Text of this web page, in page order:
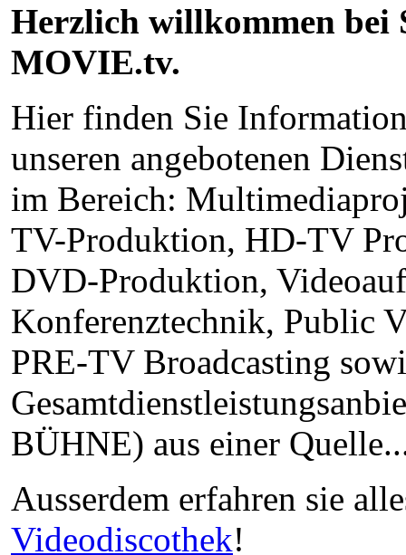
Herzlich willkommen bei
MOVIE.tv.
Hier finden Sie
unseren angebotenen
im Bereich:
TV-Produktion, HD-TV
DVD-Produktion,
Konferenztechnik, Public
PRE-TV Broadcasting
BÜHNE) aus einer
Ausserdem erfahren sie
Videodiscothek!